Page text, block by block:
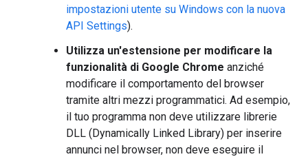
impostazioni utente su Windows con la nuova
API Settings).
Utilizza un'estensione per modificare la
funzionalità di Google Chrome anziché
modificare il comportamento del browser
tramite altri mezzi programmatici. Ad esempio,
il tuo programma non deve utilizzare librerie
DLL (Dynamically Linked Library) per inserire
annunci nel browser, non deve eseguire il